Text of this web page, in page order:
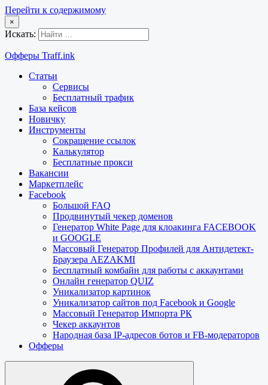
Перейти к содержимому
×
Искать:
Офферы Traff.ink
Статьи
Сервисы
Бесплатный трафик
База кейсов
Новичку
Инструменты
Сокращение ссылок
Калькулятор
Бесплатные прокси
Вакансии
Маркетплейс
Facebook
Большой FAQ
Продвинутый чекер доменов
Генератор White Page для клоакинга FACEBOOK
и GOOGLE
Массовый Генератор Профилей для Антидетект-
Браузера AEZAKMI
Бесплатный комбайн для работы с аккаунтами
Онлайн генератор QUIZ
Уникализатор картинок
Уникализатор сайтов под Facebook и Google
Массовый Генератор Импорта РК
Чекер аккаунтов
Народная база IP-адресов ботов и FB-модераторов
Офферы